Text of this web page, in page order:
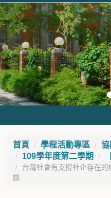
首頁 學程活動專區
協
109學年度第二學期
台灣社會有支撐社企存在
談